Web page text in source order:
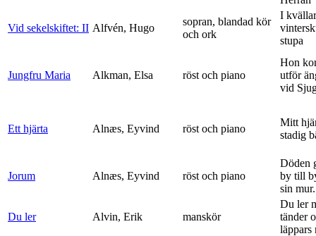
Vid sekelskiftet: II Alfvén, Hugo
sopran, blandad kör
och ork
I
stupa
Jungfru Maria Alkman, Elsa röst och piano
Hon
utför
vid
Ett hjärta Alnæs, Eyvind röst och piano
Mitt
stadig
Jorum Alnæs, Eyvind röst och piano
Döden
by till
sin
Du ler Alvin, Erik manskör
Du ler
tänder
läppars